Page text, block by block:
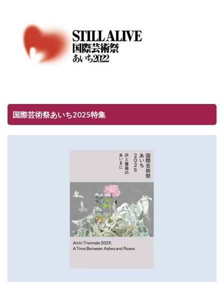
国際芸術祭あいち2025特集